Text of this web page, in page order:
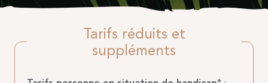
Tarifs réduits et
suppléments